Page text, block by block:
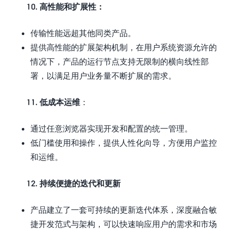
10. 高性能和扩展性：
传输性能远超其他同类产品。
提供高性能的扩展架构机制，在用户系统资源允许的
情况下，产品的运行节点支持无限制的横向线性部
署，以满足用户业务量不断扩展的需求。
11. 低成本运维 ：
通过任意浏览器实现开发和配置的统一管理。
低门槛使用和操作，提供人性化向导，方便用户监控
和运维。
12. 持续便捷的迭代和更新
产品建立了一套可持续的更新迭代体系，深度融合敏
捷开发范式与架构，可以快速响应用户的需求和市场